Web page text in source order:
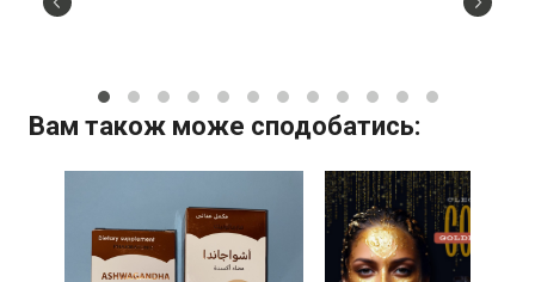
Вам також може сподобатись: